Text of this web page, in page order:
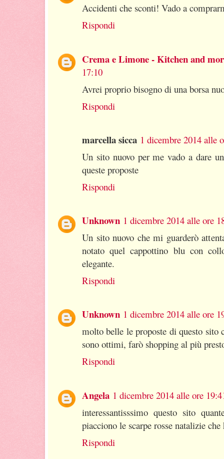
Accidenti che sconti! Vado a
Rispondi
Crema e Limone - Kitchen and
17:10
Avrei proprio bisogno di una borsa
Rispondi
marcella sicca 1 dicembre 2014 alle
Un sito nuovo per me vado a dare
queste proposte
Rispondi
Unknown 1 dicembre 2014 alle ore
Un sito nuovo che mi guarderò
notato quel cappottino blu con
elegante.
Rispondi
Unknown 1 dicembre 2014 alle ore
molto belle le proposte di questo sito
sono ottimi, farò shopping al più
Rispondi
Angela 1 dicembre 2014 alle ore
interessantisssimo questo sito
piacciono le scarpe rosse natalizie
Rispondi